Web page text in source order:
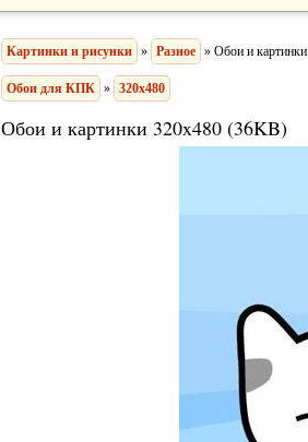
Картинки и рисунки » Разное » Обои и картинки
Обои для КПК » 320x480
Обои и картинки 320x480 (36KB)